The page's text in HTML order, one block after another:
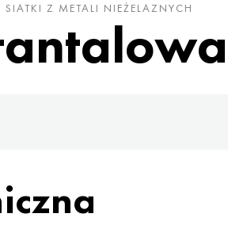
SIATKI Z METALI NIEŻELAZNYCH